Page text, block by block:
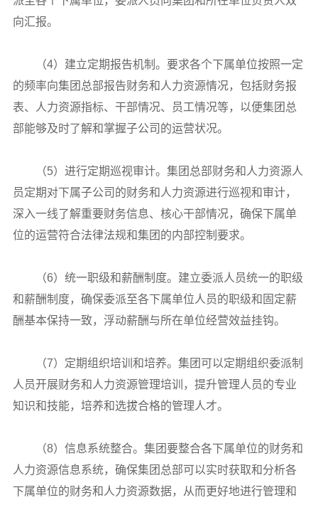
向汇报。
（4）建立定期报告机制。要求各个下属单位按照一定
的频率向集团总部报告财务和人力资源情况，包括财务报
表、人力资源指标、干部情况、员工情况等，以便集团总
部能够及时了解和掌握子公司的运营状况。
（5）进行定期巡视审计。集团总部财务和人力资源人
员定期对下属子公司的财务和人力资源进行巡视和审计，
深入一线了解重要财务信息、核心干部情况，确保下属单
位的运营符合法律法规和集团的内部控制要求。
（6）统一职级和薪酬制度。建立委派人员统一的职级
和薪酬制度，确保委派至各下属单位人员的职级和固定薪
酬基本保持一致，浮动薪酬与所在单位经营效益挂钩。
（7）定期组织培训和培养。集团可以定期组织委派制
人员开展财务和人力资源管理培训，提升管理人员的专业
知识和技能，培养和选拔合格的管理人才。
（8）信息系统整合。集团要整合各下属单位的财务和
人力资源信息系统，确保集团总部可以实时获取和分析各
下属单位的财务和人力资源数据，从而更好地进行管理和